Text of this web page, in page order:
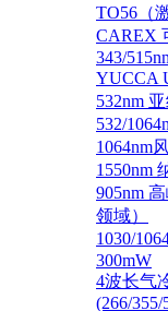
TO56（
CAREX
343/
YUCCA
532nm
532/
1064nm
1550nm
905nm
领域）
1030/
300mW
4波长气
(266/355/